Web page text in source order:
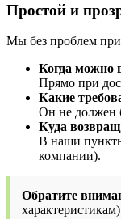
Простой и
Мы без проблем
Когда можно
Прямо при
Какие
Он не должен
Куда
В наши
компании).
Обратите